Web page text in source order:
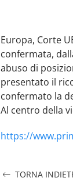
Europa, Corte
confermata,
abuso di
presentato il
confermato la
Al centro della
https://
TORNA